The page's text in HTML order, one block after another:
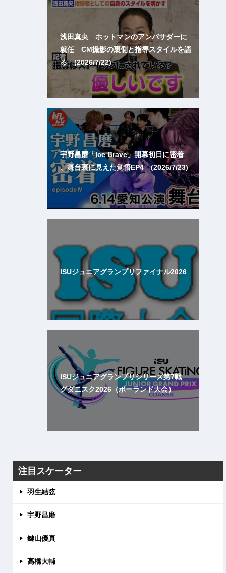
浅田真央 ホットマンのアンバサダーに
就任 CM撮影の裏側と指導スタイルを語
る (2026/7/22)
宇野昌磨「Ice Brave」開幕初日に密着
、舞台裏に見えた覚悟EP4 (2026/7/23)
ISUジュニアグランプリファイナル2026
ISUジュニアグランプリシリーズ第7戦
グダニスク2026（ポーランド大会）
注目スケーター
羽生結弦
宇野昌磨
鍵山優真
高橋大輔